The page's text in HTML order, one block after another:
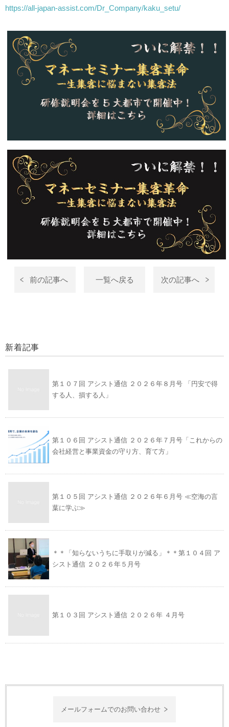
https://all-japan-assist.com/Dr_Company/kaku_setu/
前の記事へ 一覧へ戻る 次の記事へ
新着記事
第１０７回 アシスト通信 ２０２６年８月号 「円安で得
する人、損する人」
第１０６回 アシスト通信 ２０２６年７月号「これからの
会社経営と事業資金の守り方、育て方」
第１０５回 アシスト通信 ２０２６年６月号 ≪空海の言
葉に学ぶ≫
＊＊「知らないうちに手取りが減る」＊＊第１０４回 ア
シスト通信 ２０２６年５月号
第１０３回 アシスト通信 ２０２６年 ４月号
メールフォームでのお問い合わせ